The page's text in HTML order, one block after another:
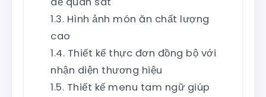
Hình ảnh món ăn chất lượng
cao
Thiết kế thực đơn đồng bộ với
nhận diện thương hiệu
Thiết kế menu tam ngữ giúp